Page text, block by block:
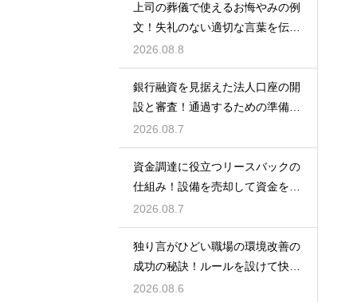
上司の葬儀で使えるお悔やみの例
文！失礼のない適切な言葉を伝え
る例文
2026.08.8
銀行融資を見据えた法人口座の開
設と審査！通過するための準備と
ポイント
2026.08.7
資金調達に役立つリースバックの
仕組み！設備を売却して資金を得
る方法
2026.08.7
独り言がひどい職場の環境改善の
成功の秘訣！ルールを設けて快適
な空間を作る
2026.08.6